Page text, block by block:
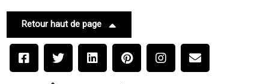
Retour haut de page